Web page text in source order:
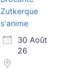
Zutkerque
s'anime
30 Août
26